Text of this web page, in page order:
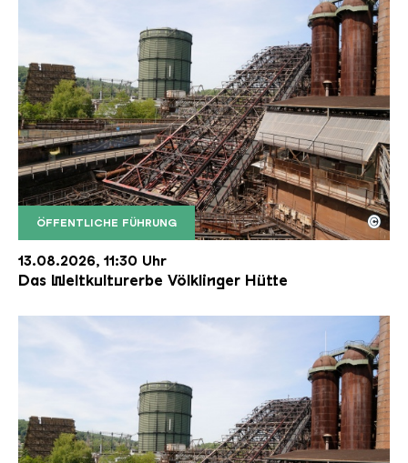
ÖFFENTLICHE FÜHRUNG
Der Erzschrägaufzug der Völklinger Hütte mit
Copyright: Weltkulturerbe Völklinger Hütte | Karl
©
13.08.2026, 11:30 Uhr
Das Weltkulturerbe Völklinger Hütte